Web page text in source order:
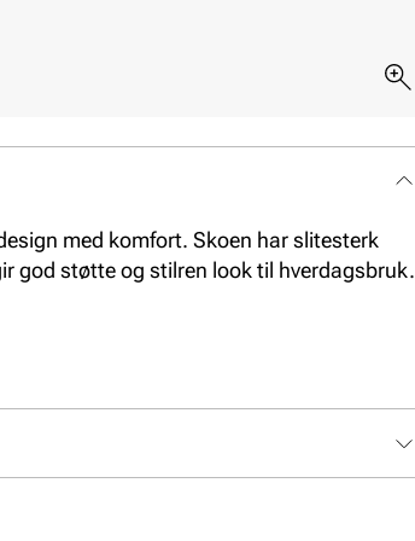
med komfort. Skoen har slitesterk
god støtte og stilren look til hverdagsbruk.